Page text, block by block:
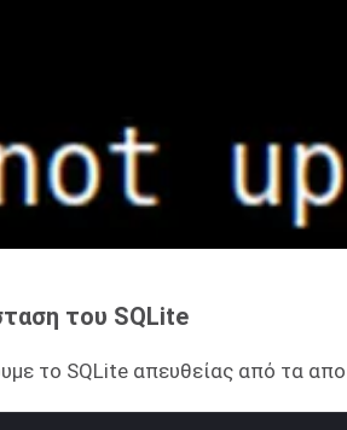
του SQLite
το SQLite απευθείας από τα